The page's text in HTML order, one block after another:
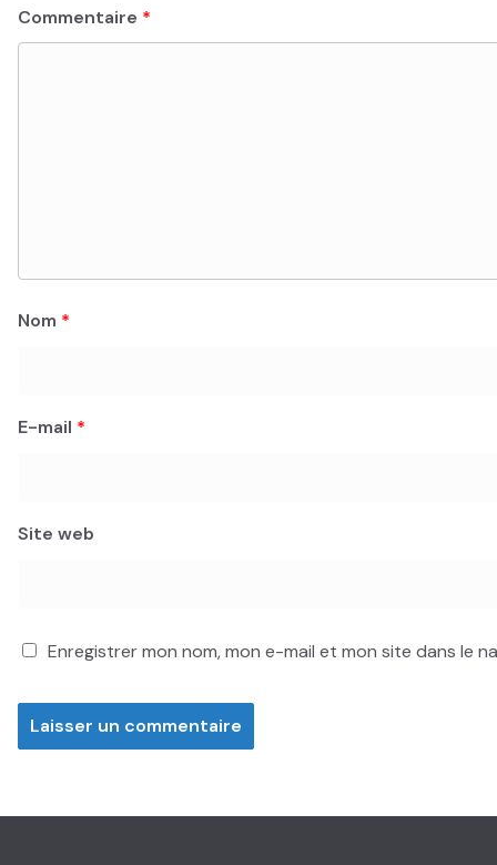
Commentaire *
Nom *
E-mail *
Site web
Enregistrer mon nom, mon e-mail et mon site dans le